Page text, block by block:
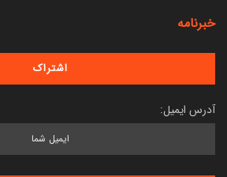
خبرنامه
آدرس ایمیل: